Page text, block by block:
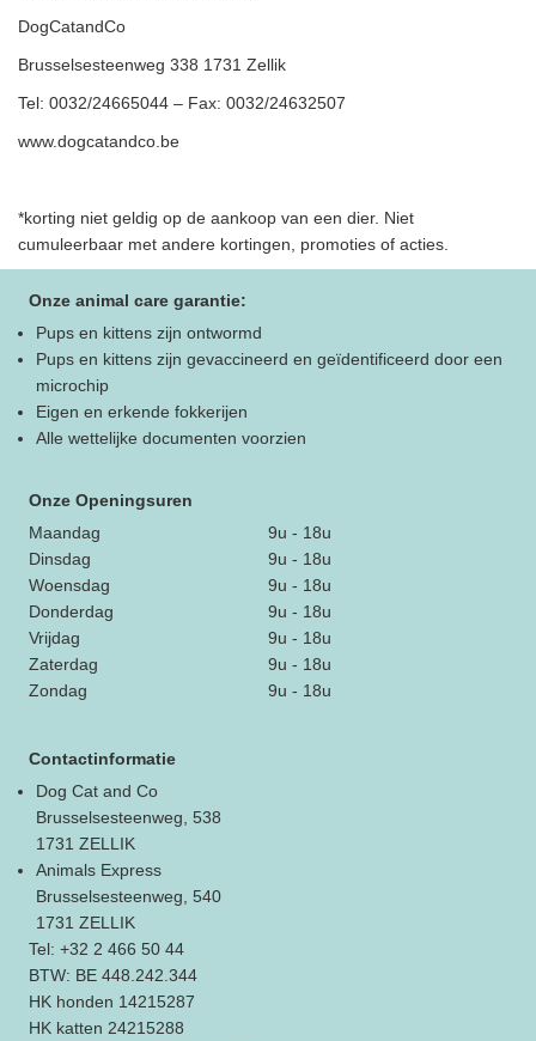
DogCatandCo
Brusselsesteenweg 338 1731 Zellik
Tel: 0032/24665044 – Fax: 0032/24632507
www.dogcatandco.be
*korting niet geldig op de aankoop van een dier. Niet
cumuleerbaar met andere kortingen, promoties of acties.
Onze animal care garantie:
Pups en kittens zijn ontwormd
Pups en kittens zijn gevaccineerd en geïdentificeerd door een
microchip
Eigen en erkende fokkerijen
Alle wettelijke documenten voorzien
Onze Openingsuren
Maandag
9u - 18u
Dinsdag
9u - 18u
Woensdag
9u - 18u
Donderdag
9u - 18u
Vrijdag
9u - 18u
Zaterdag
9u - 18u
Zondag
9u - 18u
Contactinformatie
Dog Cat and Co
Brusselsesteenweg, 538
1731 ZELLIK
Animals Express
Brusselsesteenweg, 540
1731 ZELLIK
Tel: +32 2 466 50 44
BTW: BE 448.242.344
HK honden 14215287
HK katten 24215288